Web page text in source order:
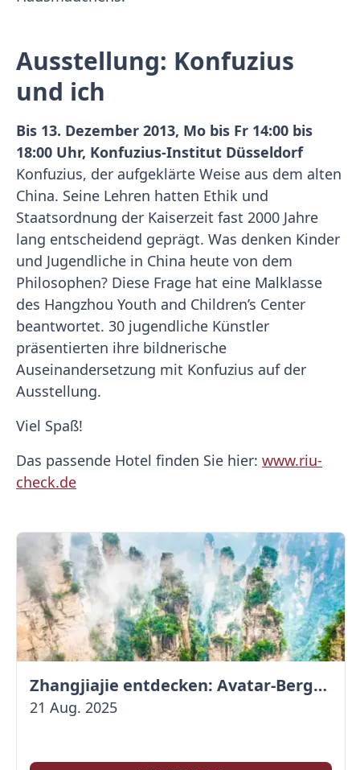
Ausstellung: Konfuzius
und ich
Bis 13. Dezember 2013, Mo bis Fr 14:00 bis
18:00 Uhr, Konfuzius-Institut Düsseldorf
Konfuzius, der aufgeklärte Weise aus dem alten
China. Seine Lehren hatten Ethik und
Staatsordnung der Kaiserzeit fast 2000 Jahre
lang entscheidend geprägt. Was denken Kinder
und Jugendliche in China heute von dem
Philosophen? Diese Frage hat eine Malklasse
des Hangzhou Youth and Children’s Center
beantwortet. 30 jugendliche Künstler
präsentierten ihre bildnerische
Auseinandersetzung mit Konfuzius auf der
Ausstellung.
Viel Spaß!
Das passende Hotel finden Sie hier: www.riu-
check.de
Zhangjiajie entdecken: Avatar-Berge & Altstadt von Fenghuang
21 Aug. 2025